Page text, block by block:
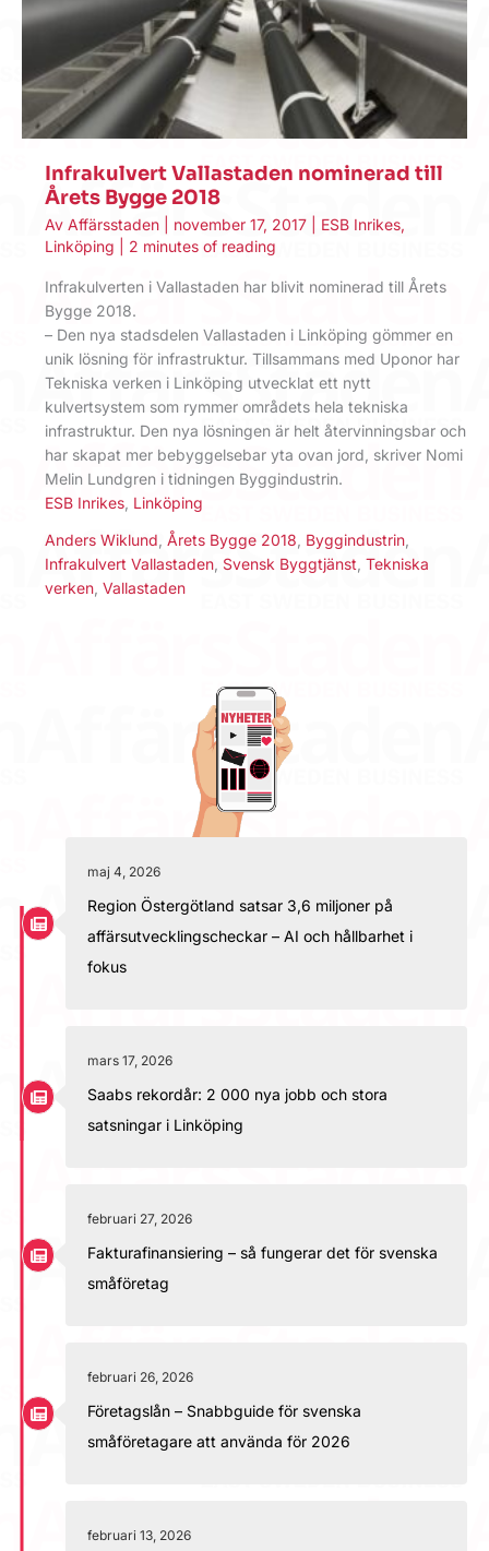
Infrakulvert Vallastaden nominerad till
Årets Bygge 2018
Av Affärsstaden november 17, 2017 ESB Inrikes,
Linköping
2 minutes of reading
Infrakulverten i Vallastaden har blivit nominerad till Årets
Bygge 2018.
– Den nya stadsdelen Vallastaden i Linköping gömmer en
unik lösning för infrastruktur. Tillsammans med Uponor har
Tekniska verken i Linköping utvecklat ett nytt
kulvertsystem som rymmer områdets hela tekniska
infrastruktur. Den nya lösningen är helt återvinningsbar och
har skapat mer bebyggelsebar yta ovan jord, skriver Nomi
Melin Lundgren i tidningen Byggindustrin.
ESB Inrikes Linköping
Anders Wiklund Årets Bygge 2018 Byggindustrin
Infrakulvert Vallastaden Svensk Byggtjänst Tekniska
verken Vallastaden
maj 4, 2026
Region Östergötland satsar 3,6 miljoner på
affärsutvecklingscheckar – AI och hållbarhet i
fokus
mars 17, 2026
Saabs rekordår: 2 000 nya jobb och stora
satsningar i Linköping
februari 27, 2026
Fakturafinansiering – så fungerar det för svenska
småföretag
februari 26, 2026
Företagslån – Snabbguide för svenska
småföretagare att använda för 2026
februari 13, 2026